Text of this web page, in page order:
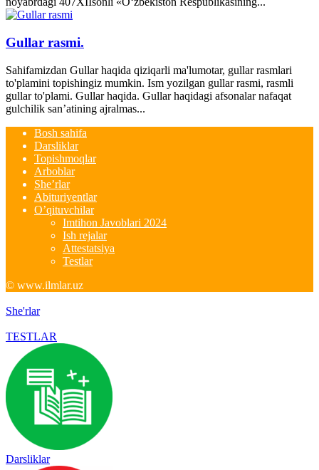
Gullar rasmi.
Sahifamizdan Gullar haqida qiziqarli ma'lumotar, gullar rasmlari
to'plamini topishingiz mumkin. Ism yozilgan gullar rasmi, rasmli
gullar to'plami. Gullar haqida. Gullar haqidagi afsonalar nafaqat
gulchilik san’atining ajralmas...
Bosh sahifa
Darsliklar
Topishmoqlar
Arboblar
She’rlar
Abituriyentlar
O’qituvchilar
Imtihon Javoblari 2024
Ish rejalar
Attestatsiya
Testlar
© www.ilmlar.uz
She'rlar
TESTLAR
Darsliklar